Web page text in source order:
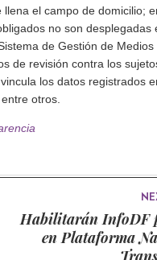
llena el campo de domicilio;
no son desplegadas
de Gestión de Medios
de revisión contra los
los datos registrados
otros.
Habilitarán InfoDF
en Plataforma